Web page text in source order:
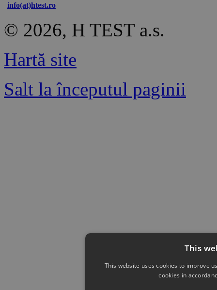
info(at)htest.ro
© 2026, H TEST a.s.
Hartă site
Salt la începutul paginii
This
This website uses cookies to improve
cookies in